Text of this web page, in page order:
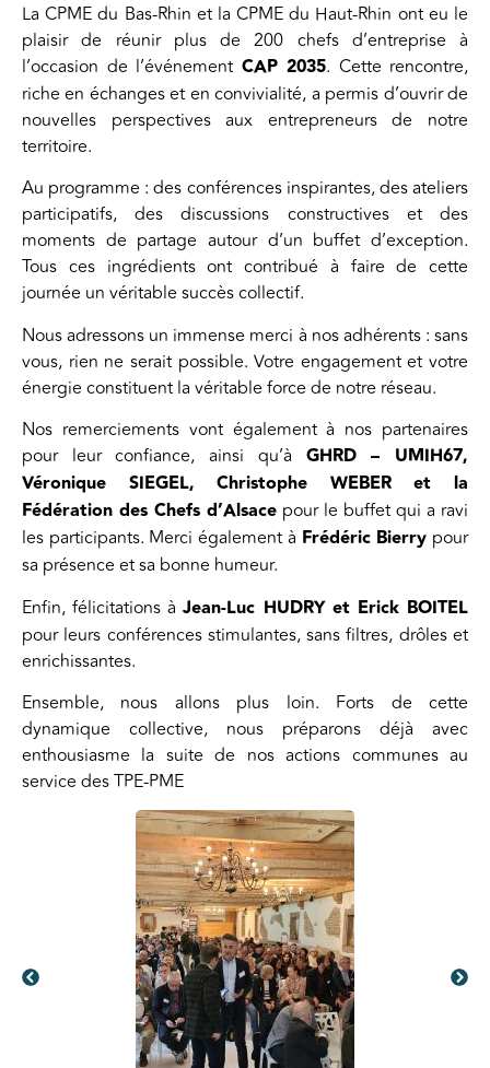
La CPME du Bas-Rhin et la CPME du Haut-Rhin ont eu le
plaisir de réunir plus de 200 chefs d’entreprise à
l’occasion de l’événement CAP 2035. Cette rencontre,
riche en échanges et en convivialité, a permis d’ouvrir de
nouvelles perspectives aux entrepreneurs de notre
territoire.
Au programme : des conférences inspirantes, des ateliers
participatifs, des discussions constructives et des
moments de partage autour d’un buffet d’exception.
Tous ces ingrédients ont contribué à faire de cette
journée un véritable succès collectif.
Nous adressons un immense merci à nos adhérents : sans
vous, rien ne serait possible. Votre engagement et votre
énergie constituent la véritable force de notre réseau.
Nos remerciements vont également à nos partenaires
pour leur confiance, ainsi qu’à GHRD – UMIH67,
Véronique SIEGEL, Christophe WEBER et la
Fédération des Chefs d’Alsace pour le buffet qui a ravi
les participants. Merci également à Frédéric Bierry pour
sa présence et sa bonne humeur.
Enfin, félicitations àJean-Luc HUDRY et Erick BOITEL
pour leurs conférences stimulantes, sans filtres, drôles et
enrichissantes.
Ensemble, nous allons plus loin. Forts de cette
dynamique collective, nous préparons déjà avec
enthousiasme la suite de nos actions communes au
service des TPE-PME